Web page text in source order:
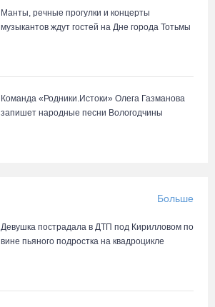
Манты, речные прогулки и концерты
музыкантов ждут гостей на Дне города Тотьмы
Команда «Родники.Истоки» Олега Газманова
запишет народные песни Вологодчины
Больше
Девушка пострадала в ДТП под Кирилловом по
вине пьяного подростка на квадроцикле